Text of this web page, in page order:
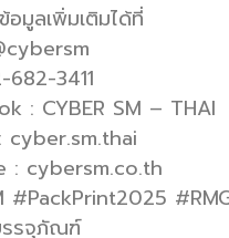
อมูลเพิ่มเติมได้ที่
3411
: CYBER SM – THAI
cyber.sm.thai
: cybersm.co.th
#PackPrint2025
รจุภัณฑ์